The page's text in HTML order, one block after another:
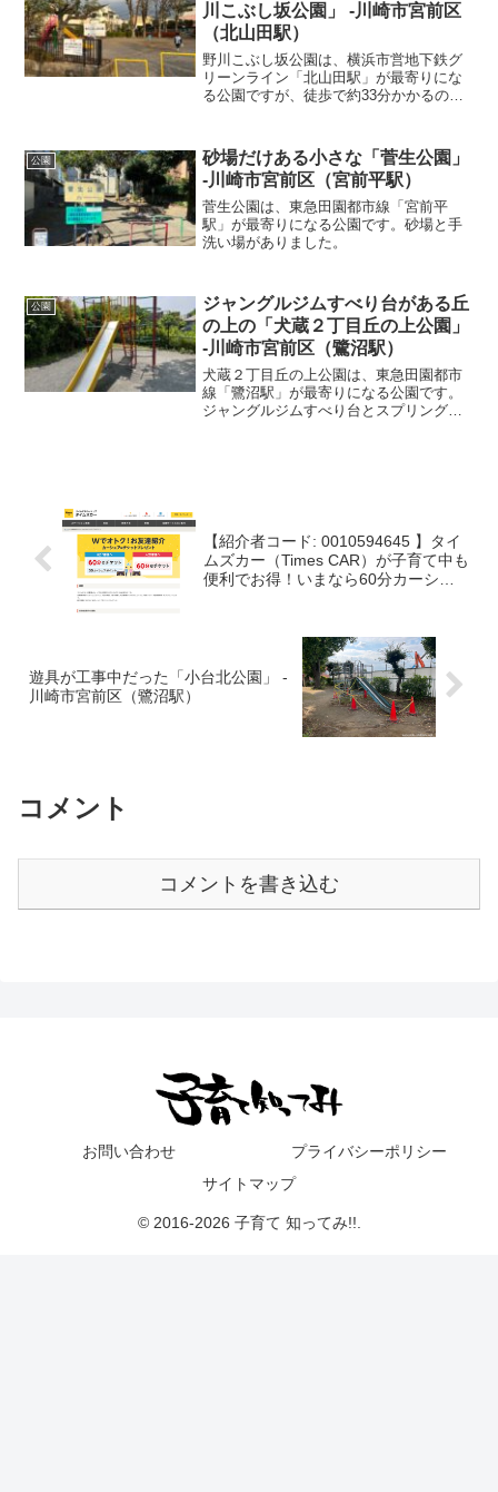
川こぶし坂公園」 -川崎市宮前区
（北山田駅）
野川こぶし坂公園は、横浜市営地下鉄グ
リーンライン「北山田駅」が最寄りにな
る公園ですが、徒歩で約33分かかるの
は、土日祝日のみオープンするおしゃれ
ファームマーケット「S...
公園
砂場だけある小さな「菅生公園」
-川崎市宮前区（宮前平駅）
菅生公園は、東急田園都市線「宮前平
駅」が最寄りになる公園です。砂場と手
洗い場がありました。
公園
ジャングルジムすべり台がある丘
の上の「犬蔵２丁目丘の上公園」
-川崎市宮前区（鷺沼駅）
犬蔵２丁目丘の上公園は、東急田園都市
線「鷺沼駅」が最寄りになる公園です。
ジャングルジムすべり台とスプリング遊
【紹介者コード: 0010594645 】タイ
ムズカー（Times CAR）が子育て中も
便利でお得！いまなら60分カーシェ
遊具が工事中だった「小台北公園」 -
川崎市宮前区（鷺沼駅）
コメント
コメントを書き込む
お問い合わせ
プライバシーポリシー
サイトマップ
© 2016-2026 子育て 知ってみ!!.